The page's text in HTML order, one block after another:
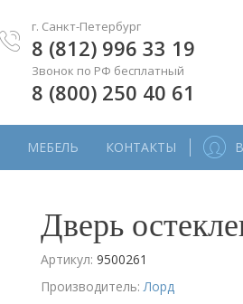
г. Санкт-Петербург
8 (812) 996 33 19
Звонок по РФ бесплатный
8 (800) 250 40 61
МЕБЕЛЬ КОНТАКТЫ
Дверь
Артикул:9500261
Производитель:Лорд